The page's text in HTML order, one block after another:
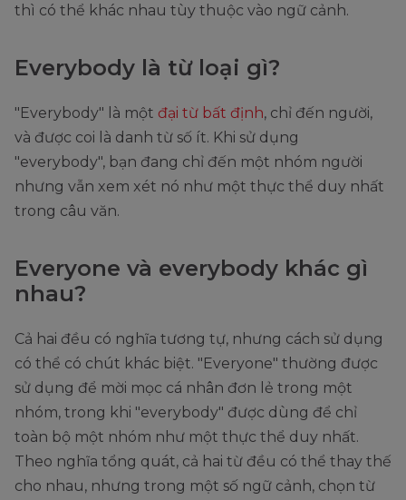
thì có thể khác nhau tùy thuộc vào ngữ cảnh.
Everybody là từ loại gì?
"Everybody" là một đại từ bất định, chỉ đến người,
và được coi là danh từ số ít. Khi sử dụng
"everybody", bạn đang chỉ đến một nhóm người
nhưng vẫn xem xét nó như một thực thể duy nhất
trong câu văn.
Everyone và everybody khác gì
nhau?
Cả hai đều có nghĩa tương tự, nhưng cách sử dụng
có thể có chút khác biệt. "Everyone" thường được
sử dụng để mời mọc cá nhân đơn lẻ trong một
nhóm, trong khi "everybody" được dùng để chỉ
toàn bộ một nhóm như một thực thể duy nhất.
Theo nghĩa tổng quát, cả hai từ đều có thể thay thế
cho nhau, nhưng trong một số ngữ cảnh, chọn từ